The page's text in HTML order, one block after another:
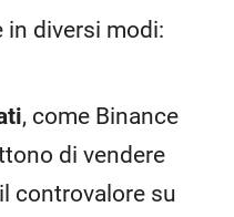
in diversi modi:
, come Binance
di vendere
controvalore su